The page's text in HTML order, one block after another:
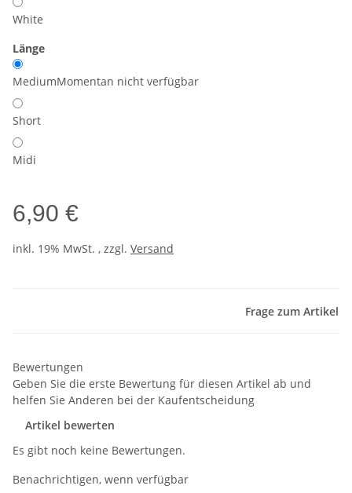
White
Länge
MediumMomentan nicht verfügbar
Short
Midi
6,90 €
inkl. 19% MwSt. , zzgl. Versand
Frage zum Artikel
Bewertungen
Geben Sie die erste Bewertung für diesen Artikel ab und
helfen Sie Anderen bei der Kaufentscheidung
Artikel bewerten
Es gibt noch keine Bewertungen.
Benachrichtigen, wenn verfügbar